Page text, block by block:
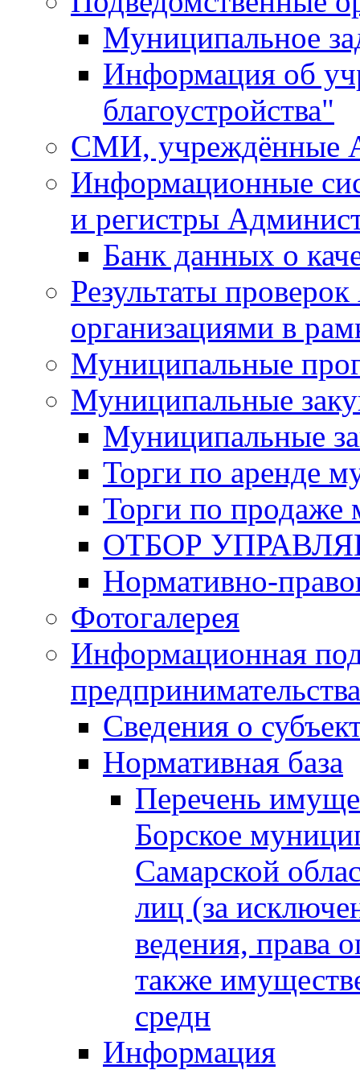
Муниципальное
Информация об
благоустройства"
СМИ, учреждённые
Информационные
и регистры
Банк данных о
Результаты
организациями в
Муниципальные
Муниципальные
Муниципальные
Торги по аренде
Торги по продаже
ОТБОР
Нормативно-
Фотогалерея
Информационная
предпринимательства
Сведения о
Нормативная база
Перечень
Борское
Самарской
лиц (за
ведения, права
также
средн
Информация